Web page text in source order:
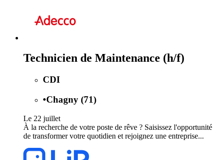
Technicien de Maintenance (h/f)
CDI
•Chagny (71)
Le 22 juillet
À la recherche de votre poste de rêve ? Saisissez l'opportunité
de transformer votre quotidien et rejoignez une entreprise...